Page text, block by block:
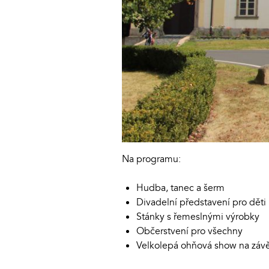
Na programu:
Hudba, tanec a šerm
Divadelní představení pro děti
Stánky s řemeslnými výrobky
Občerstvení pro všechny
Velkolepá ohňová show na